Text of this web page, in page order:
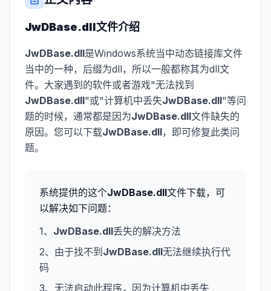
JwDBase.dll文件介绍
JwDBase.dll是Windows系统当中动态链接库文件
当中的一种，后缀为dll，所以一般都称其为dll文
件。大家遇到的软件或者游戏"无法找到
JwDBase.dll"或"计算机中丢失JwDBase.dll"等问
题的时候，通常都是因为JwDBase.dll文件缺失的
原因。您可以下载JwDBase.dll，即可修复此类问
题。
系统提供的这个JwDBase.dll文件下载，可
以解决如下问题：
1、 JwDBase.dll丢失的解决方法
2、由于找不到 JwDBase.dll无法继续执行代
码
3、无法启动此程序，因为计算机中丢失